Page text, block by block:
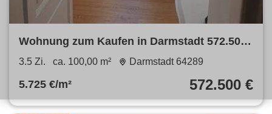
Wohnung zum Kaufen in Darmstadt 572.500
€ 100 m²
3.5 Zi. ca. 100,00 m² Darmstadt 64289
5.725 €/m² 572.500 €